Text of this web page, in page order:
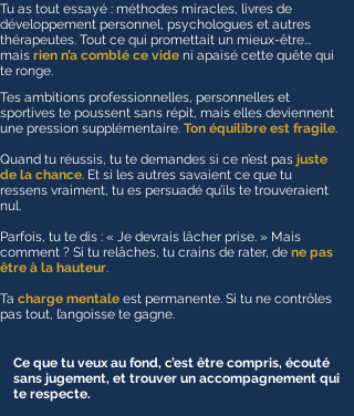
Tu as tout essayé : méthodes miracles, livres de
développement personnel, psychologues et autres
thérapeutes. Tout ce qui promettait un mieux-être...
mais rien n’a comblé ce vide ni apaisé cette quête qui
te ronge.
Tes ambitions professionnelles, personnelles et
sportives te poussent sans répit, mais elles deviennent
une pression supplémentaire. Ton équilibre est fragile.
Quand tu réussis, tu te demandes si ce n’est pas juste
de la chance. Et si les autres savaient ce que tu
ressens vraiment, tu es persuadé qu’ils te trouveraient
nul.
Parfois, tu te dis : « Je devrais lâcher prise. » Mais
comment ? Si tu relâches, tu crains de rater, de ne pas
être à la hauteur.
Ta charge mentale est permanente. Si tu ne contrôles
pas tout, l’angoisse te gagne.
Ce que tu veux au fond, c’est être compris, écouté
sans jugement, et trouver un accompagnement qui
te respecte.